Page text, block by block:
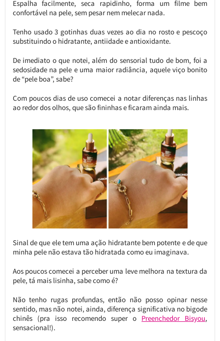
Espalha facilmente, seca rapidinho, forma um filme bem
confortável na pele, sem pesar nem melecar nada.
Tenho usado 3 gotinhas duas vezes ao dia no rosto e pescoço
substituindo o hidratante, antiidade e antioxidante.
De imediato o que notei, além do sensorial tudo de bom, foi a
sedosidade na pele e uma maior radiância, aquele viço bonito
de “pele boa”, sabe?
Com poucos dias de uso comecei a notar diferenças nas linhas
ao redor dos olhos, que são fininhas e ficaram ainda mais.
Sinal de que ele tem uma ação hidratante bem potente e de que
minha pele não estava tão hidratada como eu imaginava.
Aos poucos comecei a perceber uma leve melhora na textura da
pele, tá mais lisinha, sabe como é?
Não tenho rugas profundas, então não posso opinar nesse
sentido, mas não notei, ainda, diferença significativa no bigode
chinês (pra isso recomendo super o Preenchedor Bisyou,
sensacional!).